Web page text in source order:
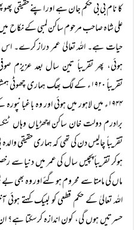
کا نام بی بی حکم جان ہے اور اپنے حقیقی
علی شاہ صاحب مرحوم ساکن لمبی کے نکاح
حیات ہے۔ اللہ تعالیٰ عمر دراز کرے۔
ہوئی، پھر تقریباً تین سال بعد عزیزم
تقریباً ۱۹۲۰ء کے لگ بھگ ہماری چھوٹی ہمشیرہ بی بی خانم مرحومہ پیدا ہوئی
۱۹۴۴ء میں لاہور میں ہوئی اور وہ
برادرم دولت خان ساکن اچھڑیاں وہاں
تقریباً چالیس دن کی تھی کہ ہماری حقیقی
ہوکر تقریباً پچیس سال کی عمر میں دنیا سے
ماں کی مامتا سے محروم ہوگئے اور وہ بھی
اللہ تعالیٰ کے حکم قطعی کو لبیک کہتے
حسرتیں ہوں گی، کون اندازہ کرسکتا ہے؟